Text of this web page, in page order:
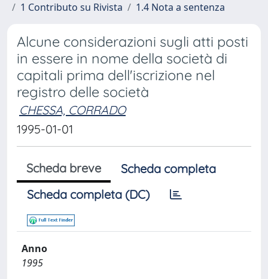
1 Contributo su Rivista
1.4 Nota a sentenza
Alcune considerazioni sugli atti posti
in essere in nome della società di
capitali prima dell'iscrizione nel
registro delle società
CHESSA, CORRADO
1995-01-01
Scheda breve
Scheda completa
Scheda completa (DC)
Anno
1995